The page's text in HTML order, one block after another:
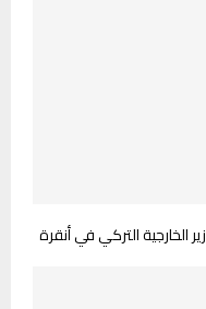
الخارجية التركي في أنقرة